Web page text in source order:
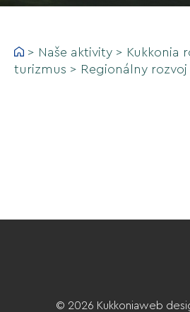
> Naše aktivity > Kukkonia
turizmus > Regionálny rozvoj
© 2026 Kukkoniaweb